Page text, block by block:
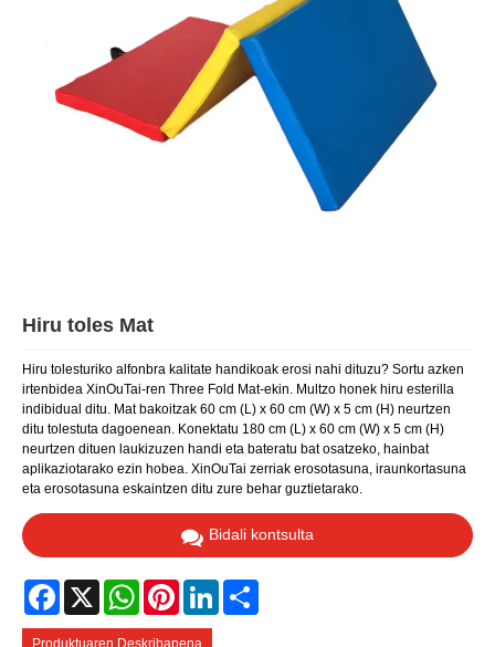
Hiru toles Mat
Hiru tolesturiko alfonbra kalitate handikoak erosi nahi dituzu? Sortu azken
irtenbidea XinOuTai-ren Three Fold Mat-ekin. Multzo honek hiru esterilla
indibidual ditu. Mat bakoitzak 60 cm (L) x 60 cm (W) x 5 cm (H) neurtzen
ditu tolestuta dagoenean. Konektatu 180 cm (L) x 60 cm (W) x 5 cm (H)
neurtzen dituen laukizuzen handi eta bateratu bat osatzeko, hainbat
aplikaziotarako ezin hobea. XinOuTai zerriak erosotasuna, iraunkortasuna
eta erosotasuna eskaintzen ditu zure behar guztietarako.
Bidali kontsulta
Facebook
X WhatsAppPinterestLinkedIn
Produktuaren Deskribapena